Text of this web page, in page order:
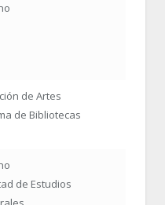
de Artes
de Bibliotecas
de Estudios